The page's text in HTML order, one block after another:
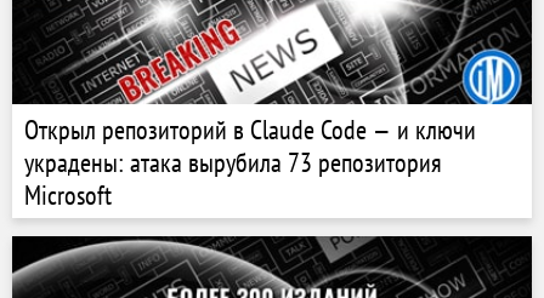
Открыл репозиторий в Claude Code — и ключи
украдены: атака вырубила 73 репозитория
Microsoft